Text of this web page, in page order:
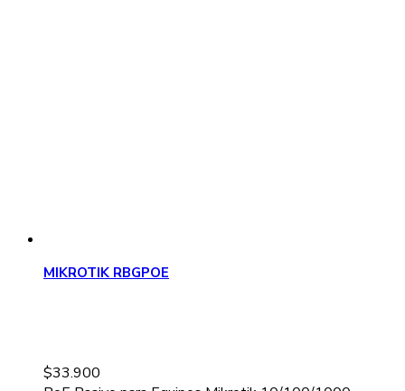
MIKROTIK RBGPOE
$33.900